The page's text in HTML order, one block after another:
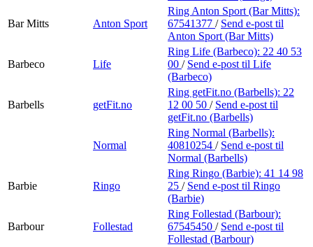
Bar Mitts Anton Sport
Ring Anton Sport (Bar Mitts):
67541377 / Send e-post til
Anton Sport (Bar Mitts)
Barbeco Life
Ring Life (Barbeco): 22 40 53
00 / Send e-post til Life
(Barbeco)
Barbells getFit.no
Ring getFit.no (Barbells): 22
12 00 50 / Send e-post til
getFit.no (Barbells)
Normal
Ring Normal (Barbells):
40810254 / Send e-post til
Normal (Barbells)
Barbie Ringo
Ring Ringo (Barbie): 41 14 98
25 / Send e-post til Ringo
(Barbie)
Barbour Follestad
Ring Follestad (Barbour):
67545450 / Send e-post til
Follestad (Barbour)